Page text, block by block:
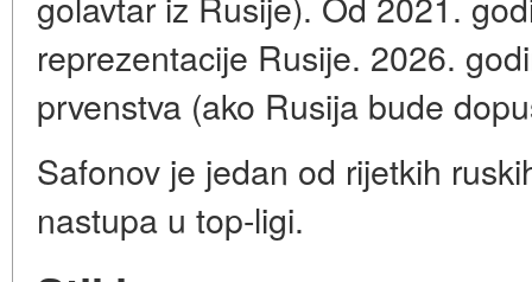
reprezentacije Rusije. 2026.
prvenstva (ako Rusija bude
Safonov je jedan od rijetkih
nastupa u top-ligi.